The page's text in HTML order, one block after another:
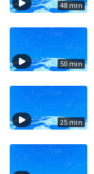
48 min
50 min
25 min